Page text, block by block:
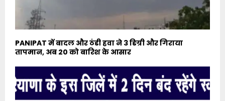
PANIPAT में बादल और ठंडी हवा ने 3 डिग्री और गिराया
तापमान, अब 20 को बारिश के आसार